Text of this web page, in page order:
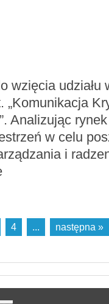
wzięcia udziału
„Komunikacja
Analizując
w celu
i
4 ... następna »